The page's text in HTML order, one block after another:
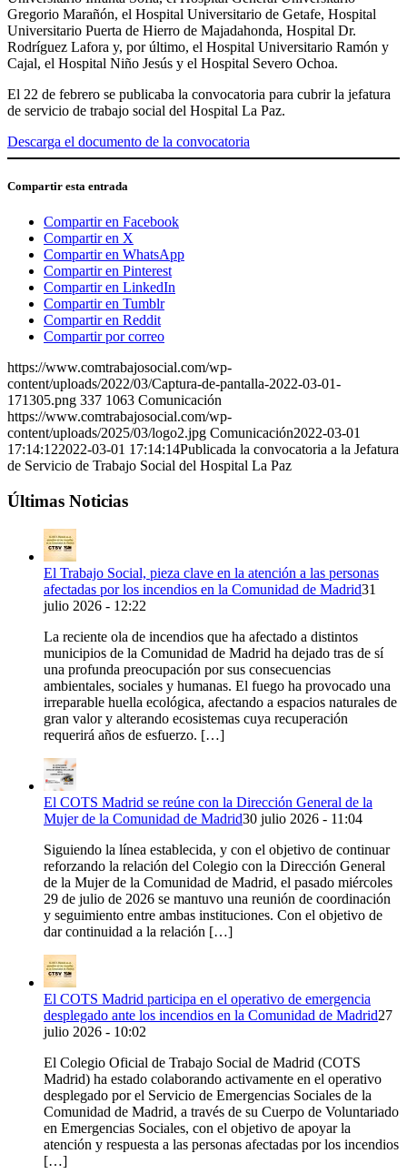
Gregorio Marañón, el Hospital Universitario de Getafe, Hospital
Universitario Puerta de Hierro de Majadahonda, Hospital Dr.
Rodríguez Lafora y, por último, el Hospital Universitario Ramón y
Cajal, el Hospital Niño Jesús y el Hospital Severo Ochoa.
El 22 de febrero se publicaba la convocatoria para cubrir la jefatura
de servicio de trabajo social del Hospital La Paz.
Descarga el documento de la convocatoria
Compartir esta entrada
Compartir en Facebook
Compartir en X
Compartir en WhatsApp
Compartir en Pinterest
Compartir en LinkedIn
Compartir en Tumblr
Compartir en Reddit
Compartir por correo
https://www.comtrabajosocial.com/wp-
content/uploads/2022/03/Captura-de-pantalla-2022-03-01-
171305.png 337 1063 Comunicación
https://www.comtrabajosocial.com/wp-
content/uploads/2025/03/logo2.jpg Comunicación2022-03-01
17:14:122022-03-01 17:14:14Publicada la convocatoria a la Jefatura
de Servicio de Trabajo Social del Hospital La Paz
Últimas Noticias
El Trabajo Social, pieza clave en la atención a las personas
afectadas por los incendios en la Comunidad de Madrid31
julio 2026 - 12:22
La reciente ola de incendios que ha afectado a distintos
municipios de la Comunidad de Madrid ha dejado tras de sí
una profunda preocupación por sus consecuencias
ambientales, sociales y humanas. El fuego ha provocado una
irreparable huella ecológica, afectando a espacios naturales de
gran valor y alterando ecosistemas cuya recuperación
requerirá años de esfuerzo. […]
El COTS Madrid se reúne con la Dirección General de la
Mujer de la Comunidad de Madrid30 julio 2026 - 11:04
Siguiendo la línea establecida, y con el objetivo de continuar
reforzando la relación del Colegio con la Dirección General
de la Mujer de la Comunidad de Madrid, el pasado miércoles
29 de julio de 2026 se mantuvo una reunión de coordinación
y seguimiento entre ambas instituciones. Con el objetivo de
dar continuidad a la relación […]
El COTS Madrid participa en el operativo de emergencia
desplegado ante los incendios en la Comunidad de Madrid27
julio 2026 - 10:02
El Colegio Oficial de Trabajo Social de Madrid (COTS
Madrid) ha estado colaborando activamente en el operativo
desplegado por el Servicio de Emergencias Sociales de la
Comunidad de Madrid, a través de su Cuerpo de Voluntariado
en Emergencias Sociales, con el objetivo de apoyar la
atención y respuesta a las personas afectadas por los incendios
[…]